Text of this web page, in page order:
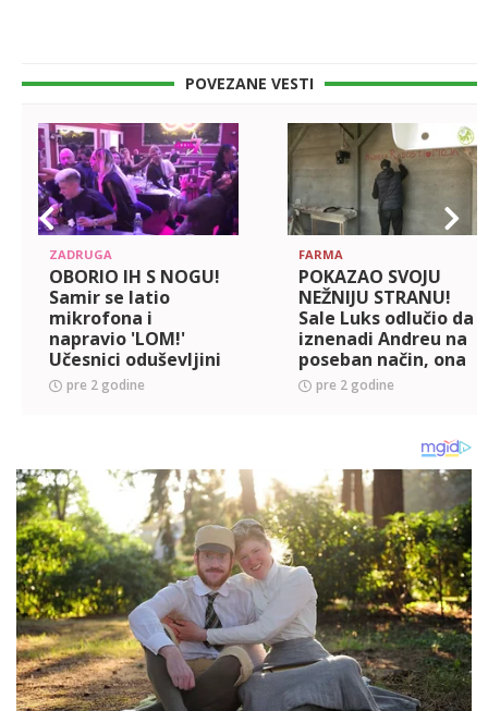
POVEZANE VESTI
ZADRUGA
OBORIO IH S NOGU!
Samir se latio
mikrofona i
napravio 'LOM!'
Učesnici oduševljini
njegovim
raskošnim glasom!
pre 2 godine
FARMA
POKAZAO SVOJU
NEŽNIJU STRANU!
Sale Luks odlučio da
iznenadi Andreu na
poseban način, ona
ostala bez teksta
(VIDEO)
pre 2 godine